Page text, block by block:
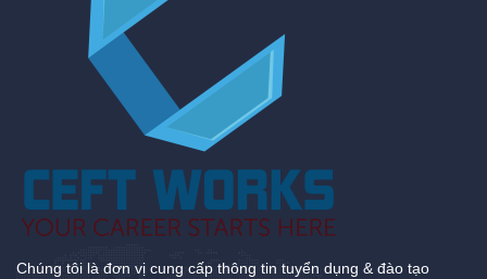
Chúng tôi là đơn vị cung cấp thông tin tuyển dụng & đào tạo